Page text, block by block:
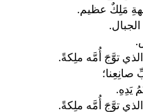
مَلِكٌ عظيم.
توَّجَ أُمَّه ملِكةً.
صانِعِنا؛
يَدِهِ.
توَّجَ أُمَّه ملِكةً.